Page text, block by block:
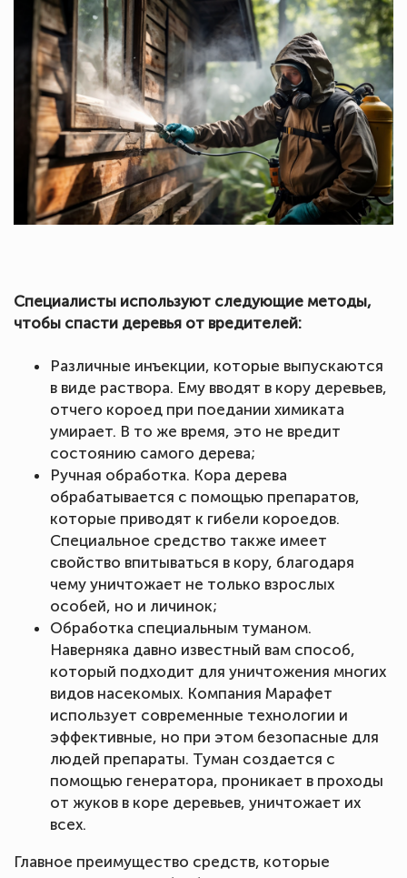
Специалисты используют следующие методы,
чтобы спасти деревья от вредителей:
Различные инъекции, которые выпускаются
в виде раствора. Ему вводят в кору деревьев,
отчего короед при поедании химиката
умирает. В то же время, это не вредит
состоянию самого дерева;
Ручная обработка. Кора дерева
обрабатывается с помощью препаратов,
которые приводят к гибели короедов.
Специальное средство также имеет
свойство впитываться в кору, благодаря
чему уничтожает не только взрослых
особей, но и личинок;
Обработка специальным туманом.
Наверняка давно известный вам способ,
который подходит для уничтожения многих
видов насекомых. Компания Марафет
использует современные технологии и
эффективные, но при этом безопасные для
людей препараты. Туман создается с
помощью генератора, проникает в проходы
от жуков в коре деревьев, уничтожает их
всех.
Главное преимущество средств, которые